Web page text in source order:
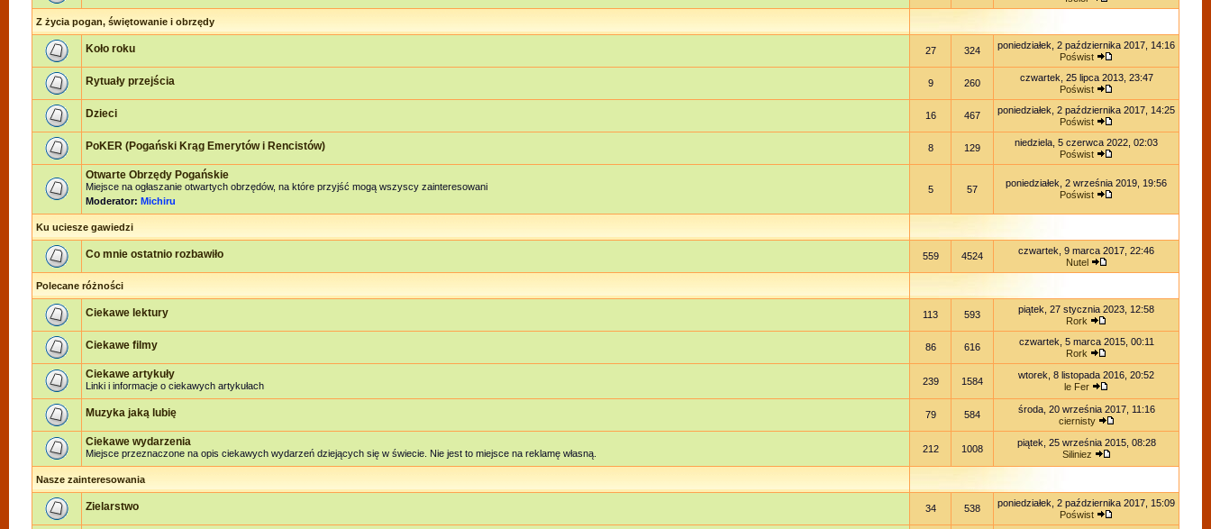
Z życia pogan, świętowanie i obrzędy
Koło roku 27 324
poniedziałek, 2 października 2017, 14:16
Poświst
Rytuały przejścia 9 260
czwartek, 25 lipca 2013, 23:47
Poświst
Dzieci 16 467
poniedziałek, 2 października 2017, 14:25
Poświst
PoKER (Pogański Krąg Emerytów i Rencistów) 8 129
niedziela, 5 czerwca 2022, 02:03
Poświst
Otwarte Obrzędy Pogańskie
Miejsce na ogłaszanie otwartych obrzędów, na które przyjść mogą wszyscy zainteresowani
Moderator: Michiru
5 57
poniedziałek, 2 września 2019, 19:56
Poświst
Ku uciesze gawiedzi
Co mnie ostatnio rozbawiło 559 4524
czwartek, 9 marca 2017, 22:46
Nutel
Polecane różności
Ciekawe lektury 113 593
piątek, 27 stycznia 2023, 12:58
Rork
Ciekawe filmy 86 616
czwartek, 5 marca 2015, 00:11
Rork
Ciekawe artykuły
Linki i informacje o ciekawych artykułach 239 1584
wtorek, 8 listopada 2016, 20:52
le Fer
Muzyka jaką lubię 79 584
środa, 20 września 2017, 11:16
ciernisty
Ciekawe wydarzenia
Miejsce przeznaczone na opis ciekawych wydarzeń dziejących się w świecie. Nie jest to miejsce na reklamę własną. 212 1008
piątek, 25 września 2015, 08:28
Siliniez
Nasze zainteresowania
Zielarstwo 34 538
poniedziałek, 2 października 2017, 15:09
Poświst